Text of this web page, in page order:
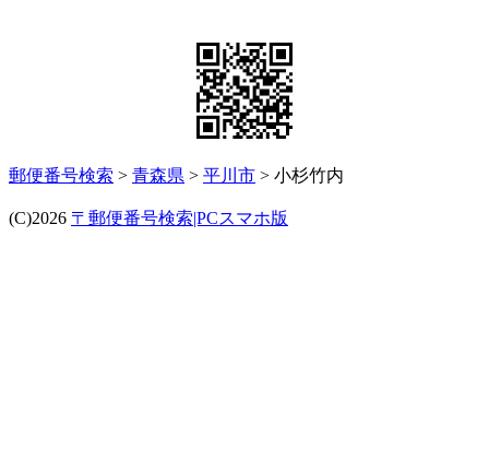
郵便番号検索 > 青森県 > 平川市 > 小杉竹内
(C)2026 〒郵便番号検索|PCスマホ版